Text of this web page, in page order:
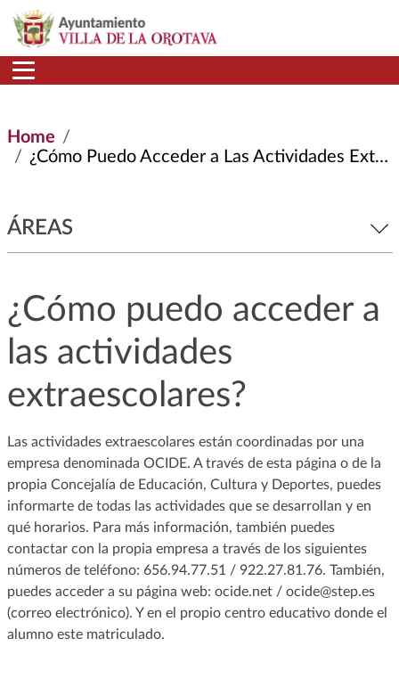
Skip to main content
Home
¿Cómo Puedo Acceder a Las Actividades Extraescolares?
ÁREAS
¿Cómo puedo acceder a
las actividades
extraescolares?
Las actividades extraescolares están coordinadas por una
empresa denominada OCIDE. A través de esta página o de la
propia Concejalía de Educación, Cultura y Deportes, puedes
informarte de todas las actividades que se desarrollan y en
qué horarios. Para más información, también puedes
contactar con la propia empresa a través de los siguientes
números de teléfono: 656.94.77.51 / 922.27.81.76. También,
puedes acceder a su página web: ocide.net / ocide@step.es
(correo electrónico). Y en el propio centro educativo donde el
alumno este matriculado.